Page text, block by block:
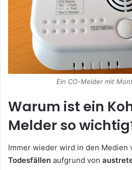
Ein CO-Melder mit
Warum ist ein
Melder so
Immer wieder wird in den Medien
Todesfällen aufgrund von